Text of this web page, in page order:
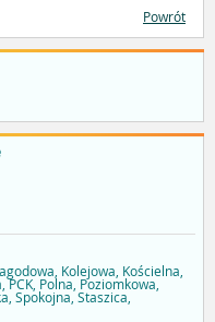
Kolejowa, Kościelna,
Polna, Poziomkowa,
Spokojna, Staszica,
Powrót